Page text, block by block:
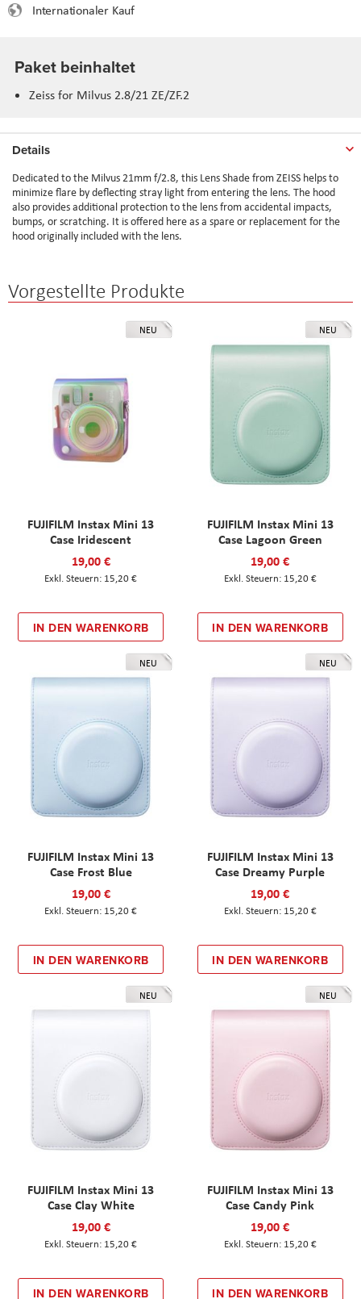
Internationaler Kauf
Paket beinhaltet
Zeiss for Milvus 2.8/21 ZE/ZF.2
Details
Dedicated to the Milvus 21mm f/2.8, this Lens Shade from ZEISS helps to
minimize flare by deflecting stray light from entering the lens. The hood
also provides additional protection to the lens from accidental impacts,
bumps, or scratching. It is offered here as a spare or replacement for the
hood originally included with the lens.
Vorgestellte Produkte
NEU
FUJIFILM Instax Mini 13
Case Iridescent
19,00 €
15,20 €
IN DEN WARENKORB
NEU
FUJIFILM Instax Mini 13
Case Lagoon Green
19,00 €
15,20 €
IN DEN WARENKORB
NEU
FUJIFILM Instax Mini 13
Case Frost Blue
19,00 €
15,20 €
IN DEN WARENKORB
NEU
FUJIFILM Instax Mini 13
Case Dreamy Purple
19,00 €
15,20 €
IN DEN WARENKORB
NEU
FUJIFILM Instax Mini 13
Case Clay White
19,00 €
15,20 €
IN DEN WARENKORB
NEU
FUJIFILM Instax Mini 13
Case Candy Pink
19,00 €
15,20 €
IN DEN WARENKORB